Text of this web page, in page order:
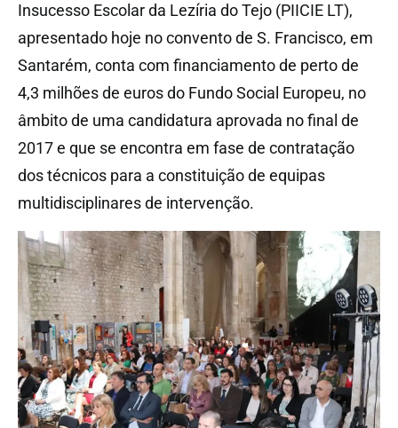
Insucesso Escolar da Lezíria do Tejo (PIICIE LT),
apresentado hoje no convento de S. Francisco, em
Santarém, conta com financiamento de perto de
4,3 milhões de euros do Fundo Social Europeu, no
âmbito de uma candidatura aprovada no final de
2017 e que se encontra em fase de contratação
dos técnicos para a constituição de equipas
multidisciplinares de intervenção.